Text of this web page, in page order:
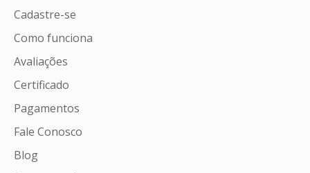
Cadastre-se
Como funciona
Avaliações
Certificado
Pagamentos
Fale Conosco
Blog